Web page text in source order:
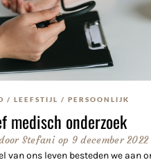
/ LEEFSTIJL / PERSOONLIJK
medisch onderzoek
Stefani op 9 december 2022
van ons leven besteden we aan